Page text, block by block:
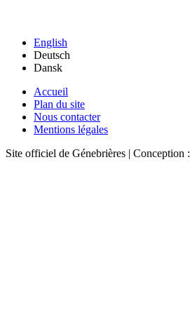
English
Deutsch
Dansk
Accueil
Plan du site
Nous contacter
Mentions légales
Site officiel de Génebrières | Conception :